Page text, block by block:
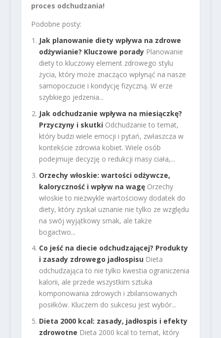
proces odchudzania!
Podobne posty:
Jak planowanie diety wpływa na zdrowe
odżywianie? Kluczowe porady Planowanie
diety to kluczowy element zdrowego stylu
życia, który może znacząco wpłynąć na nasze
samopoczucie i kondycję fizyczną. W erze
szybkiego jedzenia...
Jak odchudzanie wpływa na miesiączkę?
Przyczyny i skutki Odchudzanie to temat,
który budzi wiele emocji i pytań, zwłaszcza w
kontekście zdrowia kobiet. Wiele osób
podejmuje decyzję o redukcji masy ciała,...
Orzechy włoskie: wartości odżywcze,
kaloryczność i wpływ na wagę Orzechy
włoskie to niezwykle wartościowy dodatek do
diety, który zyskał uznanie nie tylko ze względu
na swój wyjątkowy smak, ale także
bogactwo...
Co jeść na diecie odchudzającej? Produkty
i zasady zdrowego jadłospisu Dieta
odchudzająca to nie tylko kwestia ograniczenia
kalorii, ale przede wszystkim sztuka
komponowania zdrowych i zbilansowanych
posiłków. Kluczem do sukcesu jest wybór...
Dieta 2000 kcal: zasady, jadłospis i efekty
zdrowotne Dieta 2000 kcal to temat, który